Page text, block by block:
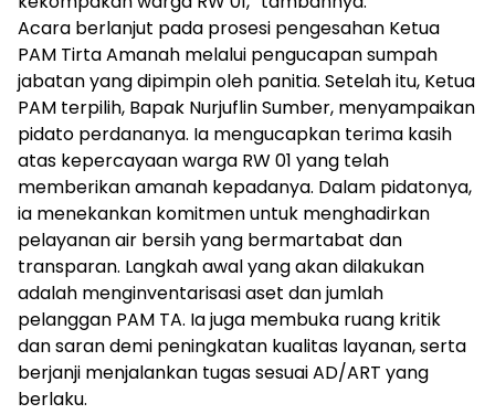
Acara berlanjut pada prosesi pengesahan Ketua
PAM Tirta Amanah melalui pengucapan sumpah
jabatan yang dipimpin oleh panitia. Setelah itu, Ketua
PAM terpilih, Bapak Nurjuflin Sumber, menyampaikan
pidato perdananya. Ia mengucapkan terima kasih
atas kepercayaan warga RW 01 yang telah
memberikan amanah kepadanya. Dalam pidatonya,
ia menekankan komitmen untuk menghadirkan
pelayanan air bersih yang bermartabat dan
transparan. Langkah awal yang akan dilakukan
adalah menginventarisasi aset dan jumlah
pelanggan PAM TA. Ia juga membuka ruang kritik
dan saran demi peningkatan kualitas layanan, serta
berjanji menjalankan tugas sesuai AD/ART yang
berlaku.